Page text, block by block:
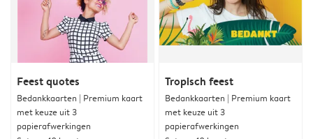
Feest quotes
Bedankkaarten | Premium kaart
met keuze uit 3
papierafwerkingen
Tropisch feest
Bedankkaarten | Premium kaart
met keuze uit 3
papierafwerkingen